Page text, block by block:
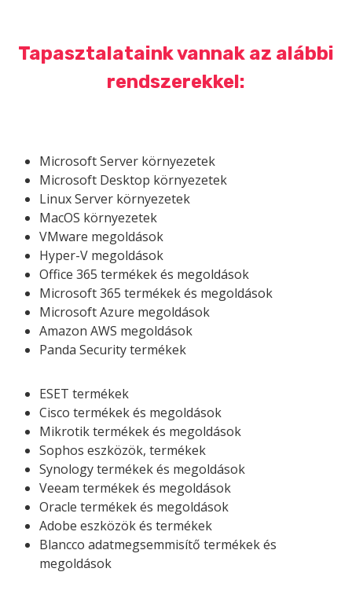
Tapasztalataink vannak az alábbi
rendszerekkel:
Microsoft Server környezetek
Microsoft Desktop környezetek
Linux Server környezetek
MacOS környezetek
VMware megoldások
Hyper-V megoldások
Office 365 termékek és megoldások
Microsoft 365 termékek és megoldások
Microsoft Azure megoldások
Amazon AWS megoldások
Panda Security termékek
ESET termékek
Cisco termékek és megoldások
Mikrotik termékek és megoldások
Sophos eszközök, termékek
Synology termékek és megoldások
Veeam termékek és megoldások
Oracle termékek és megoldások
Adobe eszközök és termékek
Blancco adatmegsemmisítő termékek és
megoldások